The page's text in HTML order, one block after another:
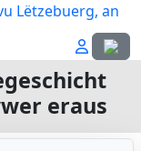
eraus